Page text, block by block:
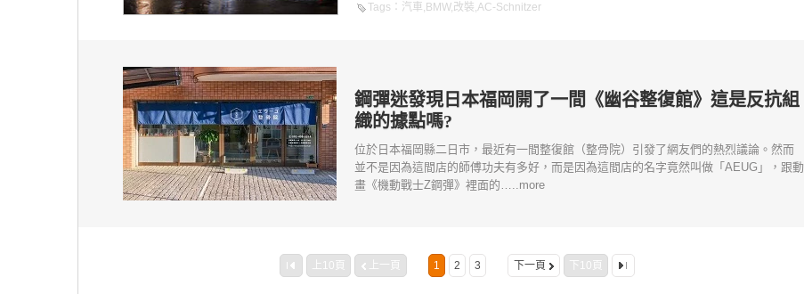
Tags ： 汽車, BMW,改裝,AC-Schnitzer
鋼彈迷發現日本福岡開了一間《幽谷整復館》這是反抗組
織的據點嗎?
位於日本福岡縣二日市，最近有一間整復館（整骨院）引發了網友們的熱烈議論。然而
並不是因為這間店的師傅功夫有多好，而是因為這間店的名字竟然叫做「AEUG」，跟動
畫《機動戰士Z鋼彈》裡面的…..more
上10頁 上一頁 1 2 3 下一頁 下10頁